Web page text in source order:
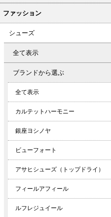
ファッション
シューズ
全て表示
ブランドから選ぶ
全て表示
カルテットハーモニー
銀座ヨシノヤ
ビューフォート
アサヒシューズ（トップドライ）
フィールアフィール
ルフレジュイール